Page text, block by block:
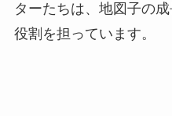
ターたちは、地図子の
役割を担っています。